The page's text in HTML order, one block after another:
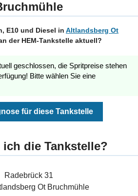
E10 und Diesel in Altlandsberg Ot
der HEM-Tankstelle aktuell?
geschlossen, die Spritpreise stehen
Bitte wählen Sie eine
für diese Tankstelle
die Tankstelle?
Radebrück 31
Ot Bruchmühle